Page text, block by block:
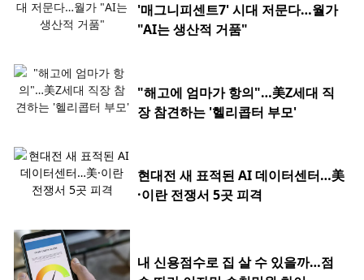
'매그니피센트7' 시대 저문다…월가
"AI는 생산적 거품"
"해고에 엄마가 항의"…美Z세대 직
장 참견하는 '헬리콥터 부모'
현대전 새 표적된 AI 데이터센터…美
·이란 전쟁서 5곳 피격
내 신용점수로 집 살 수 있을까…점